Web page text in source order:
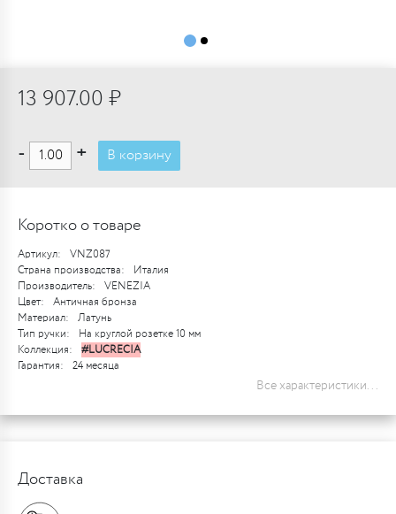
13 907.00 ₽
- + В корзину
Коротко о товаре
Артикул:
VNZ087
Страна производства:
Италия
Производитель:
VENEZIA
Цвет:
Античная бронза
Материал:
Латунь
Тип ручки:
На круглой розетке 10 мм
Коллекция:
#LUCRECIA
Гарантия:
24 месяца
Все характеристики...
Доставка